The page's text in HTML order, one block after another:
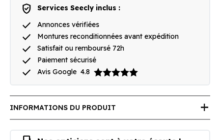
verified_user Services Seecly inclus :
done Annonces vérifiées
done Montures reconditionnées avant expédition
done Satisfait ou remboursé 72h
done Paiement sécurisé
done Avis Google 4.8
INFORMATIONS DU PRODUIT add